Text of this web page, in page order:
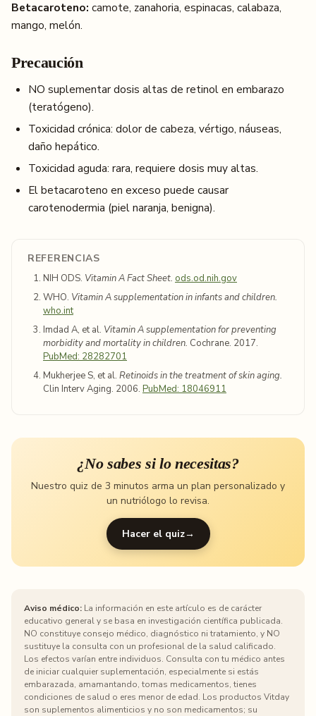
Betacaroteno: camote, zanahoria, espinacas, calabaza,
mango, melón.
Precaución
NO suplementar dosis altas de retinol en embarazo
(teratógeno).
Toxicidad crónica: dolor de cabeza, vértigo, náuseas,
daño hepático.
Toxicidad aguda: rara, requiere dosis muy altas.
El betacaroteno en exceso puede causar
carotenodermia (piel naranja, benigna).
REFERENCIAS
NIH ODS. Vitamin A Fact Sheet. ods.od.nih.gov
WHO. Vitamin A supplementation in infants and children.
who.int
Imdad A, et al. Vitamin A supplementation for preventing
morbidity and mortality in children. Cochrane. 2017.
PubMed: 28282701
Mukherjee S, et al. Retinoids in the treatment of skin aging.
Clin Interv Aging. 2006. PubMed: 18046911
¿No sabes si lo necesitas?
Nuestro quiz de 3 minutos arma un plan personalizado y
un nutriólogo lo revisa.
Hacer el quiz→
Aviso médico: La información en este artículo es de carácter
educativo general y se basa en investigación científica publicada.
NO constituye consejo médico, diagnóstico ni tratamiento, y NO
sustituye la consulta con un profesional de la salud calificado.
Los efectos varían entre individuos. Consulta con tu médico antes
de iniciar cualquier suplementación, especialmente si estás
embarazada, amamantando, tomas medicamentos, tienes
condiciones de salud o eres menor de edad. Los productos Vitday
son suplementos alimenticios y no son medicamentos; su